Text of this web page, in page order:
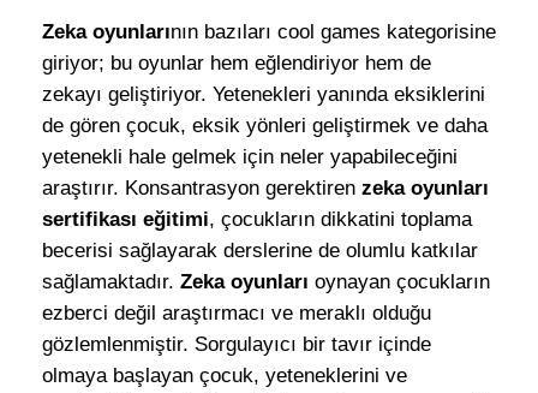
Zeka oyunlarının bazıları cool games kategorisine
giriyor; bu oyunlar hem eğlendiriyor hem de
zekayı geliştiriyor. Yetenekleri yanında eksiklerini
de gören çocuk, eksik yönleri geliştirmek ve daha
yetenekli hale gelmek için neler yapabileceğini
araştırır. Konsantrasyon gerektiren zeka oyunları
sertifikası eğitimi, çocukların dikkatini toplama
becerisi sağlayarak derslerine de olumlu katkılar
sağlamaktadır. Zeka oyunları oynayan çocukların
ezberci değil araştırmacı ve meraklı olduğu
gözlemlenmiştir. Sorgulayıcı bir tavır içinde
olmaya başlayan çocuk, yeteneklerini ve